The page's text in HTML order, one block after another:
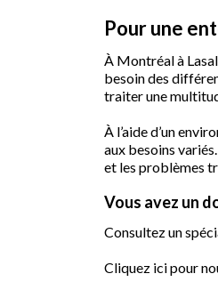
Pour une
À Montréal à
besoin des
traiter une
À l’aide d’un
aux besoins
et les problèmes
Vous avez un
Consultez un
Cliquez ici pour